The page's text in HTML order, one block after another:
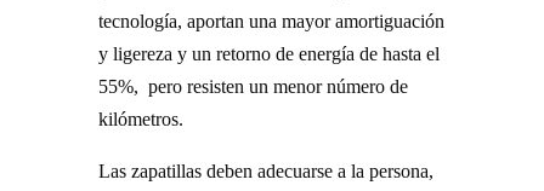
tecnología, aportan una mayor amortiguación
y ligereza y un retorno de energía de hasta el
55%, pero resisten un menor número de
kilómetros.
Las zapatillas deben adecuarse a la persona,